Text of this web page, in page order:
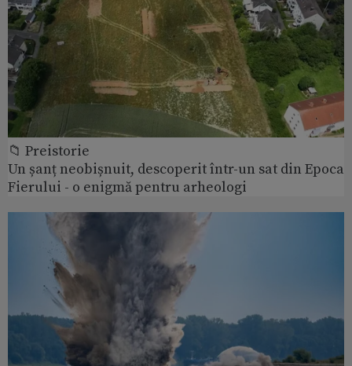
📁 Preistorie
Un șanț neobișnuit, descoperit într-un sat din Epoca
Fierului - o enigmă pentru arheologi